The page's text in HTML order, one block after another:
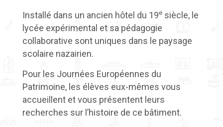
Installé dans un ancien hôtel du 19e siècle, le
lycée expérimental et sa pédagogie
collaborative sont uniques dans le paysage
scolaire nazairien.
Pour les Journées Européennes du
Patrimoine, les élèves eux-mêmes vous
accueillent et vous présentent leurs
recherches sur l’histoire de ce bâtiment.